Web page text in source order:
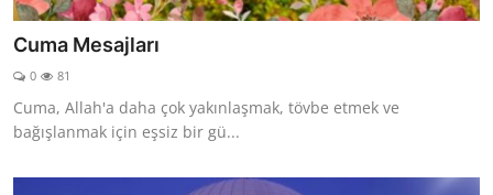
Cuma Mesajları
0 81
Cuma, Allah'a daha çok yakınlaşmak, tövbe etmek ve
bağışlanmak için eşsiz bir gü...